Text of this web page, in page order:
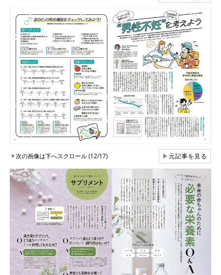
▼次の画像は下へスクロール (12/17) ▶元記事を見る